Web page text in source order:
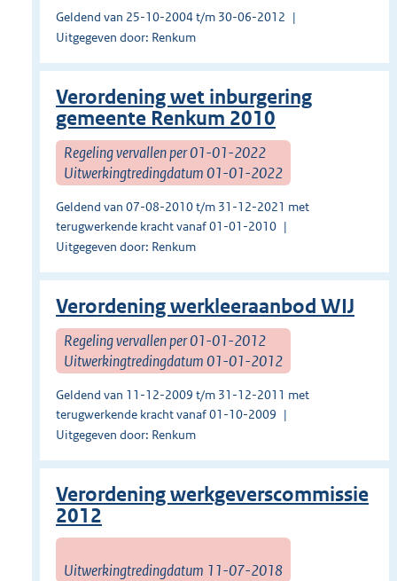
Geldend van 25-10-2004 t/m 30-06-2012
Uitgegeven door: Renkum
Verordening wet inburgering
gemeente Renkum 2010
Regeling vervallen per 01-01-2022
Uitwerkingtredingdatum 01-01-2022
Geldend van 07-08-2010 t/m 31-12-2021 met
terugwerkende kracht vanaf 01-01-2010
Uitgegeven door: Renkum
Verordening werkleeraanbod WIJ
Regeling vervallen per 01-01-2012
Uitwerkingtredingdatum 01-01-2012
Geldend van 11-12-2009 t/m 31-12-2011 met
terugwerkende kracht vanaf 01-10-2009
Uitgegeven door: Renkum
Verordening werkgeverscommissie
2012
Uitwerkingtredingdatum 11-07-2018